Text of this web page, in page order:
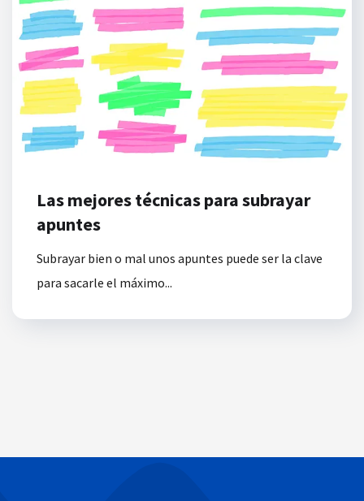
Las mejores técnicas para subrayar
apuntes
Subrayar bien o mal unos apuntes puede ser la clave
para sacarle el máximo...